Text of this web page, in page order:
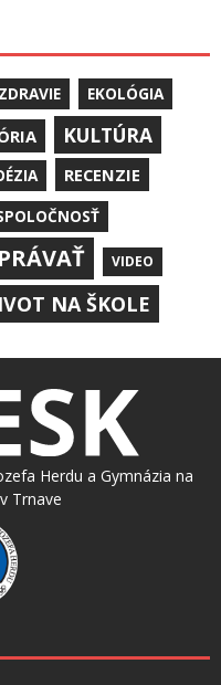
EKOLÓGIA
KULTÚRA
RECENZIE
VIDEO
NA ŠKOLE
Herdu a Gymnázia na
Trnave